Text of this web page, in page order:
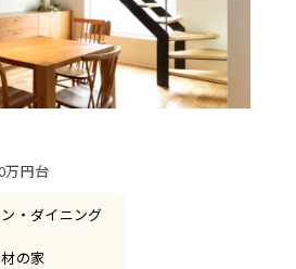
万円台
・ダイニング
の家